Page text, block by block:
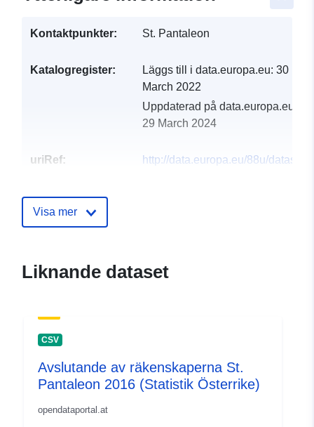
Kontaktpunkter: St. Pantaleon
Katalogregister: Läggs till i data.europa.eu: 30
March 2022
Uppdaterad på data.europa.eu:
29 March 2024
uriRef:
http://data.europa.eu/88u/
Visa mer
Liknande dataset
CSV
Avslutande av räkenskaperna St.
Pantaleon 2016 (Statistik Österrike)
opendataportal.at